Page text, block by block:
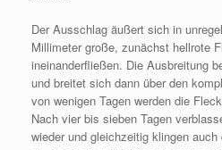
Der Ausschlag äußert sich in
Millimeter große, zunächst hellrote
ineinanderfließen. Die Ausbreitung
und breitet sich dann über den
von wenigen Tagen werden die
Nach vier bis sieben Tagen
wieder und gleichzeitig klingen